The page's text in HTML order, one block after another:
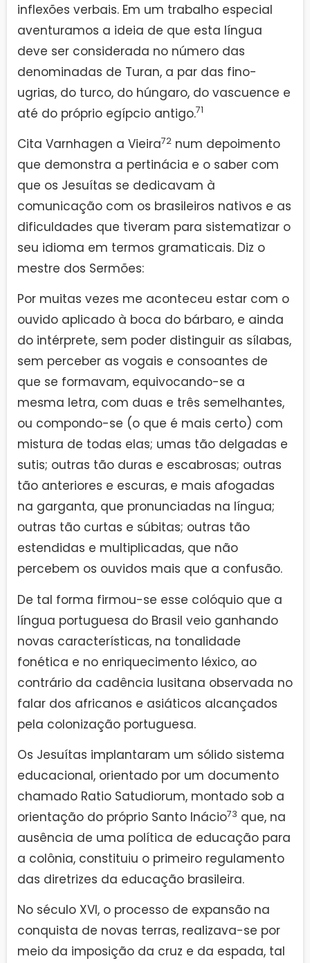
inflexões verbais. Em um trabalho especial
aventuramos a ideia de que esta língua
deve ser considerada no número das
denominadas de Turan, a par das fino-
ugrias, do turco, do húngaro, do vascuence e
até do próprio egípcio antigo.71
Cita Varnhagen a Vieira72 num depoimento
que demonstra a pertinácia e o saber com
que os Jesuítas se dedicavam à
comunicação com os brasileiros nativos e as
dificuldades que tiveram para sistematizar o
seu idioma em termos gramaticais. Diz o
mestre dos Sermões:
Por muitas vezes me aconteceu estar com o
ouvido aplicado à boca do bárbaro, e ainda
do intérprete, sem poder distinguir as sílabas,
sem perceber as vogais e consoantes de
que se formavam, equivocando-se a
mesma letra, com duas e três semelhantes,
ou compondo-se (o que é mais certo) com
mistura de todas elas; umas tão delgadas e
sutis; outras tão duras e escabrosas; outras
tão anteriores e escuras, e mais afogadas
na garganta, que pronunciadas na língua;
outras tão curtas e súbitas; outras tão
estendidas e multiplicadas, que não
percebem os ouvidos mais que a confusão.
De tal forma firmou-se esse colóquio que a
língua portuguesa do Brasil veio ganhando
novas características, na tonalidade
fonética e no enriquecimento léxico, ao
contrário da cadência lusitana observada no
falar dos africanos e asiáticos alcançados
pela colonização portuguesa.
Os Jesuítas implantaram um sólido sistema
educacional, orientado por um documento
chamado Ratio Satudiorum, montado sob a
orientação do próprio Santo Inácio73 que, na
ausência de uma política de educação para
a colônia, constituiu o primeiro regulamento
das diretrizes da educação brasileira.
No século XVI, o processo de expansão na
conquista de novas terras, realizava-se por
meio da imposição da cruz e da espada, tal